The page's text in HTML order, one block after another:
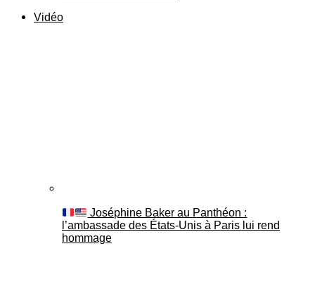
Vidéo
Joséphine Baker au Panthéon :
l’ambassade des États-Unis à Paris lui rend
hommage